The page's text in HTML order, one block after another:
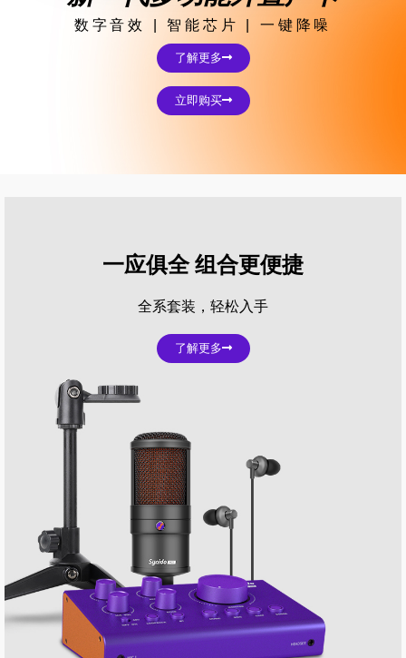
数字音效 | 智能芯片 | 一键降噪
了解更多
立即购买
一应俱全 组合更便捷
全系套装，轻松入手
了解更多